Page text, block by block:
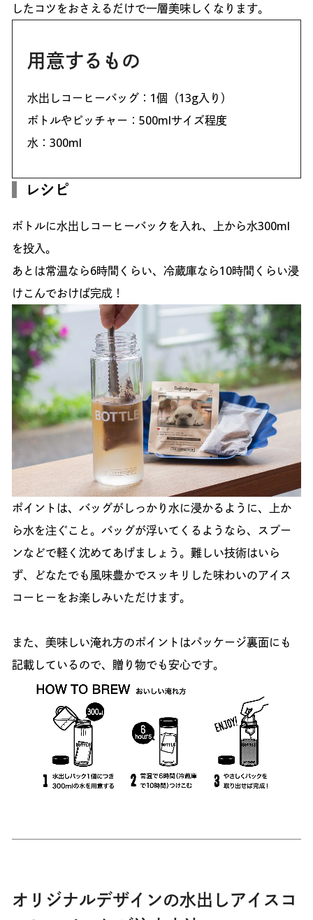
したコツをおさえるだけで一層美味しくなります。
用意するもの
水出しコーヒーバッグ：1個（13g入り）
ボトルやピッチャー：500mlサイズ程度
水：300ml
レシピ
ボトルに水出しコーヒーバックを入れ、上から水300ml
を投入。
あとは常温なら6時間くらい、冷蔵庫なら10時間くらい浸
けこんでおけば完成！
ポイントは、バッグがしっかり水に浸かるように、上か
ら水を注ぐこと。バッグが浮いてくるようなら、スプー
ンなどで軽く沈めてあげましょう。難しい技術はいら
ず、どなたでも風味豊かでスッキリした味わいのアイス
コーヒーをお楽しみいただけます。
また、美味しい淹れ方のポイントはパッケージ裏面にも
記載しているので、贈り物でも安心です。
オリジナルデザインの水出しアイスコ